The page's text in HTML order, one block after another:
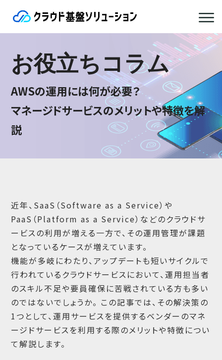
お役立ちコラム
AWSの運用には何が必要？
マネージドサービスのメリットや特徴を解
説
近年、SaaS（Software as a Service）や
PaaS（Platform as a Service）などのクラウドサ
ービスの利用が増える一方で、その運用管理が課題
となっているケースが増えています。
機能が多岐にわたり、アップデートも短いサイクルで
行われているクラウドサービスにおいて、運用担当者
のスキル不足や要員確保に苦戦されている方も多い
のではないでしょうか。 この記事では、その解決策の
1つとして、運用サービスを提供するベンダーのマネ
ージドサービスを利用する際のメリットや特徴につい
て解説します。